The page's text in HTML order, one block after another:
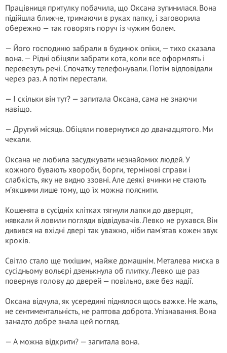
Працівниця притулку побачила, що Оксана зупинилася. Вона
підійшла ближче, тримаючи в руках папку, і заговорила
обережно — так говорять поруч із чужим болем.
— Його господиню забрали в будинок опіки, — тихо сказала
вона. — Рідні обіцяли забрати кота, коли все оформлять і
перевезуть речі. Спочатку телефонували. Потім відповідали
через раз. А потім перестали.
— І скільки він тут? — запитала Оксана, сама не знаючи
навіщо.
— Другий місяць. Обіцяли повернутися до дванадцятого. Ми
чекали.
Оксана не любила засуджувати незнайомих людей. У
кожного бувають хвороби, борги, термінові справи і
слабкість, яку не видно ззовні. Але деякі вчинки не стають
м’якшими лише тому, що їх можна пояснити.
Кошенята в сусідніх клітках тягнули лапки до дверцят,
нявкали й ловили погляди відвідувачів. Левко не рухався. Він
дивився на вхідні двері так уважно, ніби пам’ятав кожен звук
кроків.
Світло стало ще тихішим, майже домашнім. Металева миска в
сусідньому вольєрі дзенькнула об плитку. Левко ще раз
повернув голову до дверей — повільно, вже без надії.
Оксана відчула, як усередині піднялося щось важке. Не жаль,
не сентиментальність, не раптова доброта. Упізнавання. Вона
занадто добре знала цей погляд.
— А можна відкрити? — запитала вона.